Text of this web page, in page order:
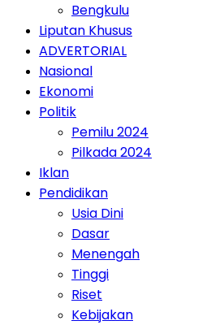
Bengkulu
Liputan Khusus
ADVERTORIAL
Nasional
Ekonomi
Politik
Pemilu 2024
Pilkada 2024
Iklan
Pendidikan
Usia Dini
Dasar
Menengah
Tinggi
Riset
Kebijakan